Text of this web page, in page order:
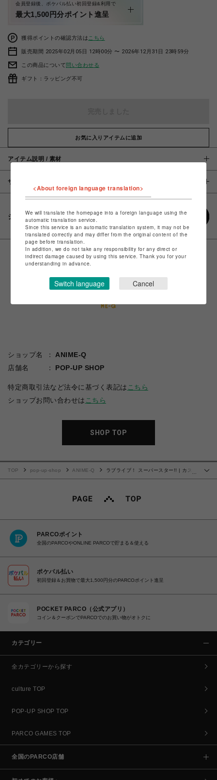
会員登録後、ポケパル払い初回登録&利用で
最大1,500円分ポイント進呈
獲得ポイントの確認方法は こちら
販売期間 2025年02月05日 12時00分 〜 2026年12月31日 23時59分
この商品について問い合わせる
ギフト：ラッピング不可
お気に入りアイテムに追加
アイテム説明 / 素材
サイズ
シェアする
ショップ名
ANIME-Q
店舗名
POP-UP SHOP
特定商取引法など法令に基づく表記は こちら
ショップお問い合わせは こちら
SHOP TOP
TOP pop-up-shop ANIME-Q
ラブライブ！ スーパースター!! | カスタ
PARCOポイント
全国のPARCOやONLINE PARCOで貯まる＆使える
ポケパル払い
初回登録＆お買物で最大1,500円分のPARCOポイント進呈
POCKET PARCO（公式アプリ）
コイン＆クーポンでPARCOでのお買い物がオトクに
カテゴリー
全カテゴリーから探す
culture TOP
POP-UP SHOP TOP
PARCO GAMES TOP
全国のPARCO店舗
<About foreign language translation>
We will translate the homepage into a foreign language using the
automatic translation service.
Since this service is an automatic translation system, it may not be
translated correctly and may differ from the original content of the
page before translation.
In addition, we do not take any responsibility for any direct or
indirect damage caused by using this service. Thank you for your
understanding in advance.
Switch language Cancel